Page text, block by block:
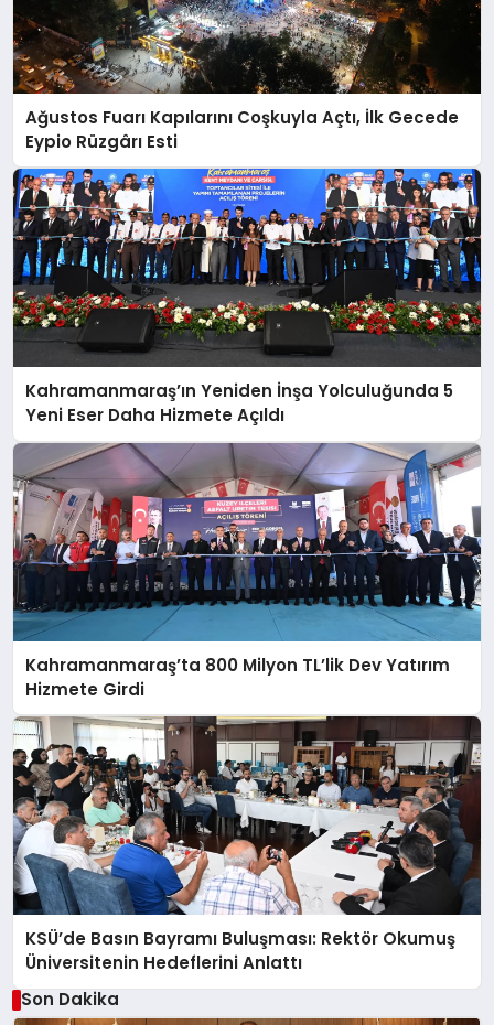
Ağustos Fuarı Kapılarını Coşkuyla Açtı, İlk Gecede
Eypio Rüzgârı Esti
Kahramanmaraş’ın Yeniden İnşa Yolculuğunda 5
Yeni Eser Daha Hizmete Açıldı
Kahramanmaraş’ta 800 Milyon TL’lik Dev Yatırım
Hizmete Girdi
KSÜ’de Basın Bayramı Buluşması: Rektör Okumuş
Üniversitenin Hedeflerini Anlattı
Son Dakika